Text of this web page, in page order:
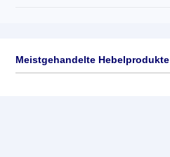
Meistgehandelte Hebelprodukte